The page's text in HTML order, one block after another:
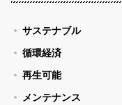
サステナブル
循環経済
再生可能
メンテナンス